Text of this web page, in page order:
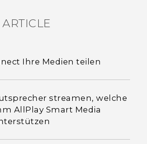
Ihre Medien teilen
streamen, welche
AllPlay Smart Media